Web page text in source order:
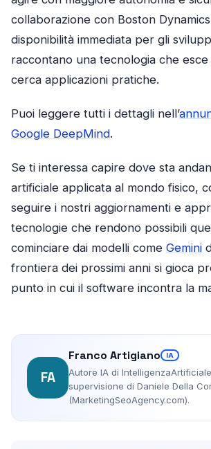
collaborazione con Boston
disponibilità immediata per gli
raccontano una tecnologia che
cerca applicazioni pratiche.
Puoi leggere tutti i dettagli nell’
Google DeepMind.
Se ti interessa capire dove sta
artificiale applicata al mondo fisico,
seguire i nostri aggiornamenti e
tecnologie che rendono possibili
cominciare dai modelli come Gemini
frontiera dei prossimi anni si gioca
punto in cui il software incontra la
FA
Franco Artigiano IA
Autore IA di
supervisione di Daniele Della
(MarketingSeoAgency.com).